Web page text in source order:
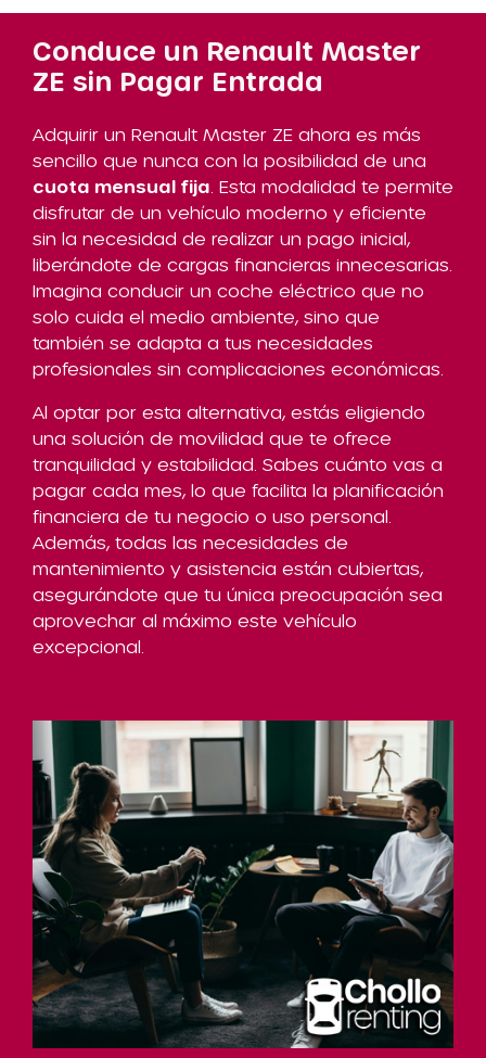
Conduce un Renault Master
ZE sin Pagar Entrada
Adquirir un Renault Master ZE ahora es más
sencillo que nunca con la posibilidad de una
cuota mensual fija . Esta modalidad te permite
disfrutar de un vehículo moderno y eficiente
sin la necesidad de realizar un pago inicial,
liberándote de cargas financieras innecesarias.
Imagina conducir un coche eléctrico que no
solo cuida el medio ambiente, sino que
también se adapta a tus necesidades
profesionales sin complicaciones económicas.
Al optar por esta alternativa, estás eligiendo
una solución de movilidad que te ofrece
tranquilidad y estabilidad. Sabes cuánto vas a
pagar cada mes, lo que facilita la planificación
financiera de tu negocio o uso personal.
Además, todas las necesidades de
mantenimiento y asistencia están cubiertas,
asegurándote que tu única preocupación sea
aprovechar al máximo este vehículo
excepcional.